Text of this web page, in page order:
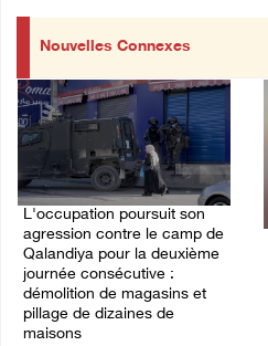
Nouvelles Connexes
L'occupation poursuit son
agression contre le camp de
Qalandiya pour la deuxième
journée consécutive :
démolition de magasins et
pillage de dizaines de
maisons